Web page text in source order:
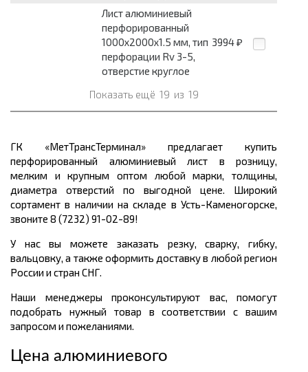
Лист алюминиевый
перфорированный
1000x2000x1.5 мм, тип
перфорации Rv 3-5,
отверстие круглое
3994 ₽
Показать ещё 19 из 19
ГК «МетТрансТерминал» предлагает купить
перфорированный алюминиевый лист в розницу,
мелким и крупным оптом любой марки, толщины,
диаметра отверстий по выгодной цене. Широкий
сортамент в наличии на складе в Усть-Каменогорске,
звоните 8 (7232) 91-02-89!
У нас вы можете заказать резку, сварку, гибку,
вальцовку, а также оформить доставку в любой регион
России и стран СНГ.
Наши менеджеры проконсультируют вас, помогут
подобрать нужный товар в соответствии с вашим
запросом и пожеланиями.
Цена алюминиевого